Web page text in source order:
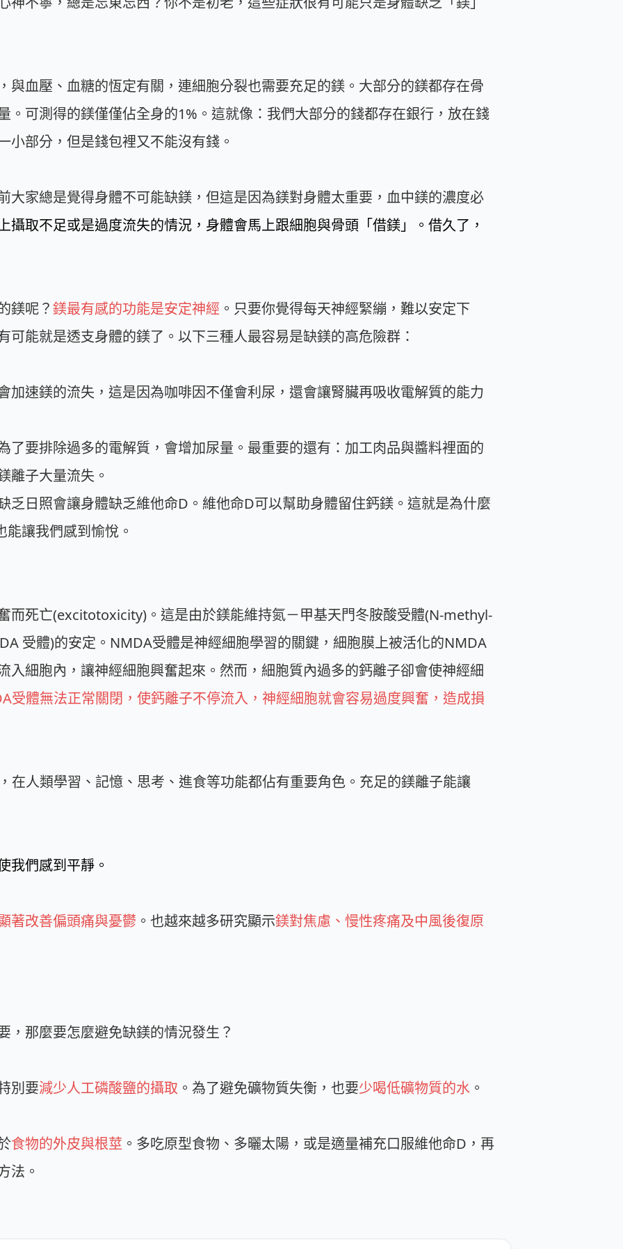
與血壓、血糖的恆定有關，連細胞分裂也需要充足的鎂。大部分的鎂都存在骨
。可測得的鎂僅僅佔全身的1%。這就像：我們大部分的錢都存在銀行，放在錢
小部分，但是錢包裡又不能沒有錢。
大家總是覺得身體不可能缺鎂，但這是因為鎂對身體太重要，血中鎂的濃度必
攝取不足或是過度流失的情況，身體會馬上跟細胞與骨頭「借鎂」。借久了，
鎂呢？鎂最有感的功能是安定神經 。只要你覺得每天神經緊繃，難以安定下
可能就是透支身體的鎂了。以下三種人最容易是缺鎂的高危險群：
加速鎂的流失，這是因為咖啡因不僅會利尿，還會讓腎臟再吸收電解質的能力
了要排除過多的電解質，會增加尿量。最重要的還有：加工肉品與醬料裡面的
離子大量流失。
乏日照會讓身體缺乏維他命D。維他命D可以幫助身體留住鈣鎂。這就是為什麼
讓我們感到愉悅。
而死亡(excitotoxicity)。這是由於鎂能維持氮－甲基天門冬胺酸受體(N-methyl-
受體)的安定。NMDA受體是神經細胞學習的關鍵，細胞膜上被活化的NMDA
入細胞內，讓神經細胞興奮起來。然而，細胞質內過多的鈣離子卻會使神經細
受體無法正常關閉，使鈣離子不停流入，神經細胞就會容易過度興奮，造成損
在人類學習、記憶、思考、進食等功能都佔有重要角色。充足的鎂離子能讓
我們感到平靜。
著改善偏頭痛與憂鬱 。也越來越多研究顯示鎂對焦慮、慢性疼痛及中風後復原
，那麼要怎麼避免缺鎂的情況發生？
別要減少人工磷酸鹽的攝取 。為了避免礦物質失衡，也要少喝低礦物質的水 。
食物的外皮與根莖 。多吃原型食物、多曬太陽，或是適量補充口服維他命D，再
法。